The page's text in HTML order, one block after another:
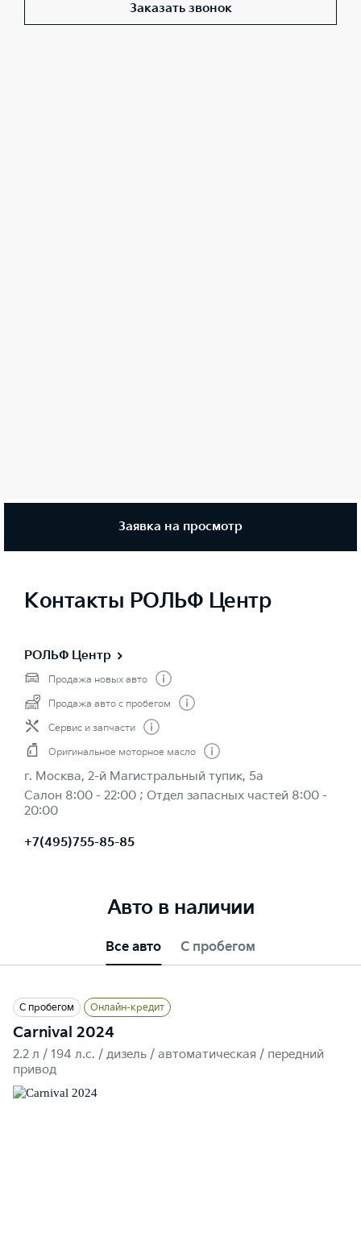
Заявка на просмотр
Заказать звонок
Контакты РОЛЬФ Центр
РОЛЬФ Центр
Продажа новых авто
Продажа авто с пробегом
Сервис и запчасти
Оригинальное моторное масло
г. Москва, 2-й Магистральный тупик, 5а
Салон 8:00 - 22:00 ; Отдел запасных частей 8:00 -
20:00
+7(495)755-85-85
Авто в наличии
Все авто С пробегом
С пробегом Онлайн-кредит
Carnival 2024
2.2 л / 194 л.c. / дизель / автоматическая / передний
привод